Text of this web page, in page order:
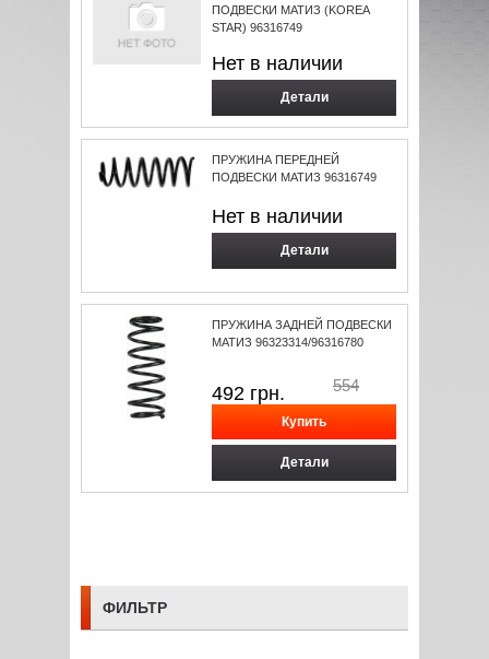
ПОДВЕСКИ МАТИЗ (KOREA
STAR) 96316749
Нет в наличии
Детали
ПРУЖИНА ПЕРЕДНЕЙ
ПОДВЕСКИ МАТИЗ 96316749
Нет в наличии
Детали
ПРУЖИНА ЗАДНЕЙ ПОДВЕСКИ
МАТИЗ 96323314/96316780
492 грн. 554
Детали
ФИЛЬТР